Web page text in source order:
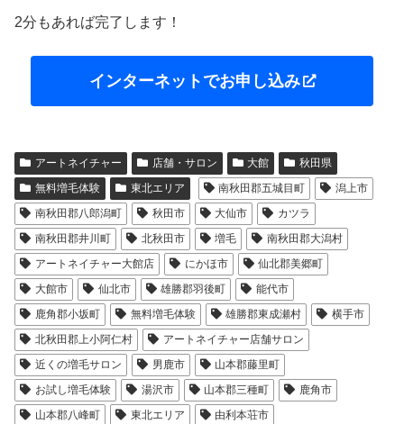
2分もあれば完了します！
インターネットでお申し込み
アートネイチャー 店舗・サロン 大館
秋田県
無料増毛体験
東北エリア 南秋田郡五城目町
潟上市
南秋田郡八郎潟町
秋田市 大仙市
カツラ
南秋田郡井川町
北秋田市 増毛
南秋田郡大潟村
アートネイチャー大館店
にかほ市
仙北郡美郷町
大館市
仙北市 雄勝郡羽後町
能代市
鹿角郡小坂町
無料増毛体験 雄勝郡東成瀬村
横手市
北秋田郡上小阿仁村
アートネイチャー店舗サロン
近くの増毛サロン
男鹿市
山本郡藤里町
お試し増毛体験
湯沢市 山本郡三種町
鹿角市
山本郡八峰町
東北エリア 由利本荘市